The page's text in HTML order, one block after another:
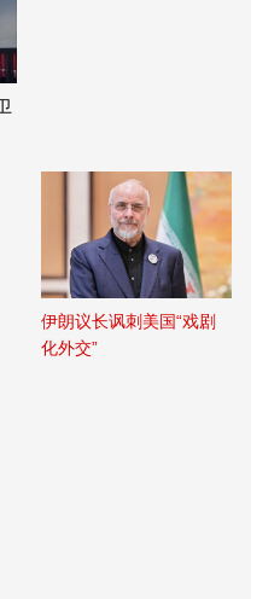
伊朗议长讽刺美国“戏剧
化外交”